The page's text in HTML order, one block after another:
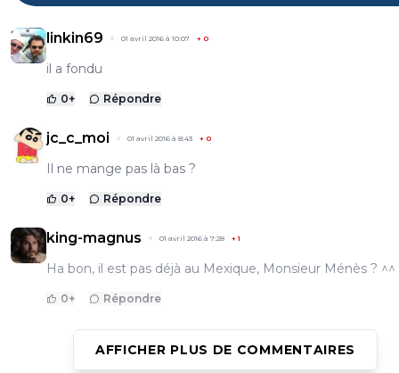
linkin69 01 avril 2016 à 10:07 + 0
il a fondu
0+ Répondre
jc_c_moi 01 avril 2016 à 8:43 + 0
Il ne mange pas là bas ?
0+ Répondre
king-magnus 01 avril 2016 à 7:28 +1
Ha bon, il est pas déjà au Mexique, Monsieur Ménès ? ^^
0+ Répondre
pablorestobar
AFFICHER PLUS DE COMMENTAIRES